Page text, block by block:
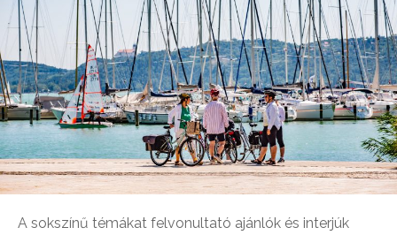
A sokszínű témákat felvonultató ajánlók és interjúk